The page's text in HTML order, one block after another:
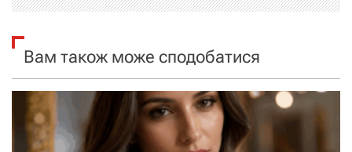
і
я
з
Вам також може сподобатися